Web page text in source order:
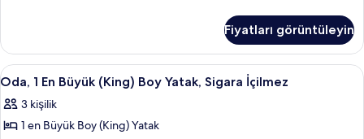
Uygun,
Sigara
İçilmez
için
tüm
(King)
Boy
Yatak
Çekyat,
Engellilere
Fiyatları görüntüleyin
Oda,
1
En
Büyük
Kaliteli yatak takımı, masa, ses
3
Oda, 1 En Büyük (King) Boy Yatak, Sigara İçilmez
3 kişilik
1 en Büyük Boy (King) Yatak